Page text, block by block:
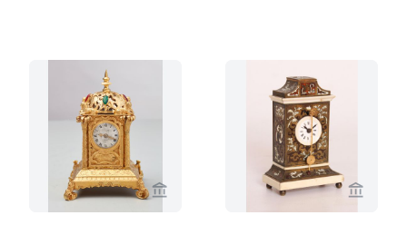
Bekijk verkoperspagina van Bekijk